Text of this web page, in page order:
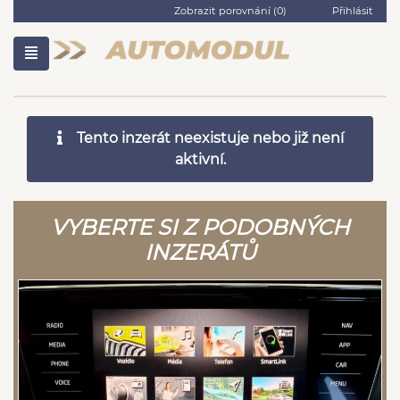
Zobrazit porovnání (0) Přihlásit
Tento inzerát neexistuje nebo již není
aktivní.
VYBERTE SI Z PODOBNÝCH
INZERÁTŮ